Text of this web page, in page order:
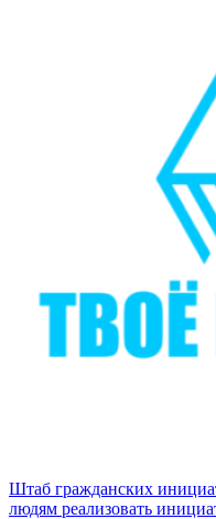
Штаб гражданских
людям реализовать